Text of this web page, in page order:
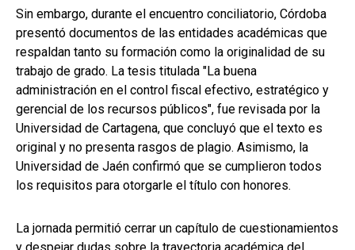
Sin embargo, durante el encuentro conciliatorio, Córdoba
presentó documentos de las entidades académicas que
respaldan tanto su formación como la originalidad de su
trabajo de grado. La tesis titulada "La buena
administración en el control fiscal efectivo, estratégico y
gerencial de los recursos públicos", fue revisada por la
Universidad de Cartagena, que concluyó que el texto es
original y no presenta rasgos de plagio. Asimismo, la
Universidad de Jaén confirmó que se cumplieron todos
los requisitos para otorgarle el título con honores.
La jornada permitió cerrar un capítulo de cuestionamientos